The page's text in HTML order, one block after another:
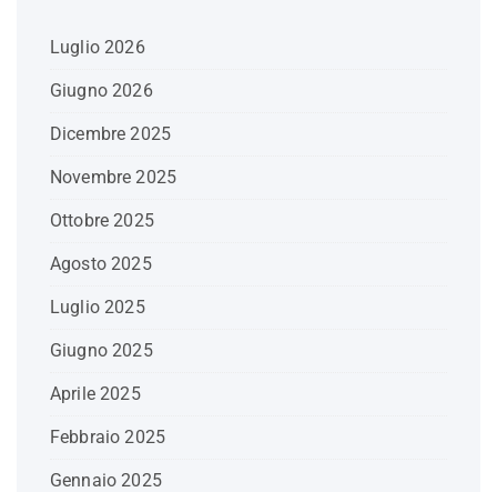
Luglio 2026
Giugno 2026
Dicembre 2025
Novembre 2025
Ottobre 2025
Agosto 2025
Luglio 2025
Giugno 2025
Aprile 2025
Febbraio 2025
Gennaio 2025